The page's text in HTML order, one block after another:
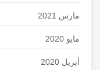
مارس 2021
مايو 2020
أبريل 2020